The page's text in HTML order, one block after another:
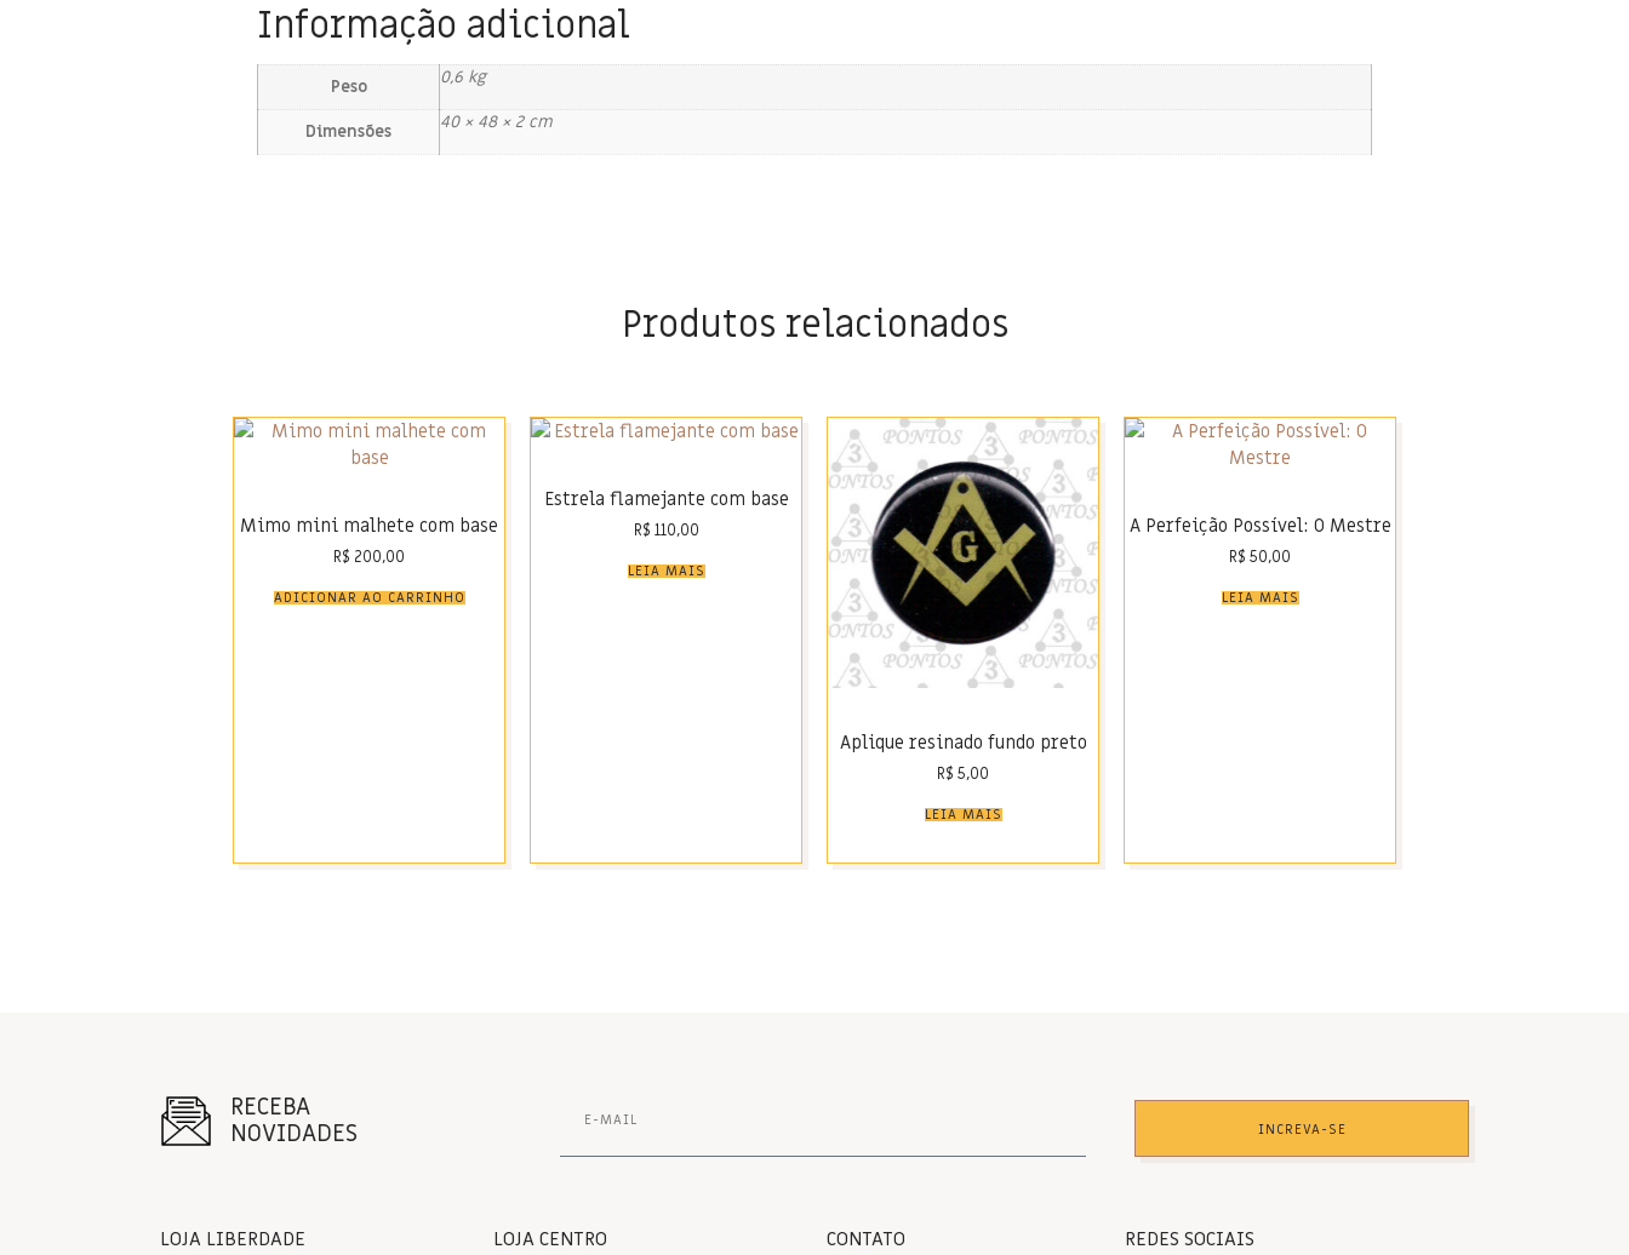
Informação adicional
Peso 0,6 kg
Dimensões 40 × 48 × 2 cm
Produtos relacionados
Mimo mini malhete com base
R$ 200,00
ADICIONAR AO CARRINHO
Estrela flamejante com base
R$ 110,00
LEIA MAIS
Aplique resinado fundo preto
R$ 5,00
LEIA MAIS
A Perfeição Possível: O Mestre
R$ 50,00
LEIA MAIS
RECEBA
NOVIDADES
INCREVA-SE
LOJA LIBERDADE LOJA CENTRO CONTATO REDES SOCIAIS